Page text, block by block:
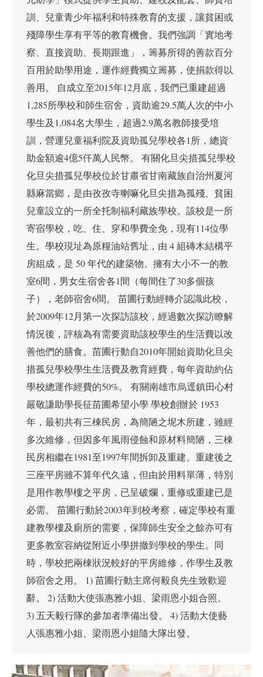
訓、兒童青少年福利和特殊教育的支援，讓貧困或
殘障學生享有平等的教育機會。我們強調「實地考
察、直接資助、長期跟進」，籌募所得的善款百分
百用於助學用途，運作經費獨立籌募，使捐款得以
善用。 自成立至2015年12月底，我們已重建超過
1,285所學校和師生宿舍，資助逾29.5萬人次的中小
學生及1,084名大學生，超過2.9萬名教師接受培
訓，營運兒童福利院及資助孤兒學校各1所，總資
助金額逾4億5仟萬人民幣。 有關化旦尖措孤兒學校
化旦尖措孤兒學校位於甘肅省甘南藏族自治州夏河
縣麻當鄉，是由孜孜寺喇嘛化旦尖措為孤殘、貧困
兒童設立的一所全托制福利藏族學校。該校是一所
寄宿學校，吃、住、穿和學費全免，現有114位學
生。學校現址為原糧油站舊址，由 4 組磚木結構平
房組成，是 50 年代的建築物。擁有大小不一的教
室6間，男女生宿舍各1間（每間住了30多個孩
子），老師宿舍6間。 苗圃行動經轉介認識此校，
於2009年12月第一次探訪該校，經過數次探訪瞭解
情況後，評核為有需要資助該校學生的生活費以改
善他們的膳食。苗圃行動自2010年開始資助化旦尖
措孤兒學校學生生活費及教育經費，每年資助約佔
學校總運作經費的50%。 有關南雄市烏逕鎮田心村
嚴敬謙助學長征苗圃希望小學 學校創辦於 1953
年，最初共有三棟民房，為簡陋之坭木所建，雖經
多次維修，但因多年風雨侵蝕和原材料簡陋，三棟
民房相繼在1981至1997年間拆卸及重建。重建後之
三座平房雖不算年代久遠，但由於用料單薄，特別
是用作教學樓之平房，已呈破爛，重修或重建已是
必需。 苗圃行動於2003年到校考察，確定學校有重
建教學樓及廁所的需要，保障師生安全之餘亦可有
更多教室容納從附近小學拼撤到學校的學生。同
時，學校把兩棟狀況較好的平房維修，作學生及教
師宿舍之用。 1) 苗圃行動主席何毅良先生致歡迎
辭。 2) 活動大使張惠雅小姐、梁雨恩小姐合照。
3) 五天毅行隊的參加者準備出發。 4) 活動大使藝
人張惠雅小姐、梁雨恩小姐隨大隊出發。